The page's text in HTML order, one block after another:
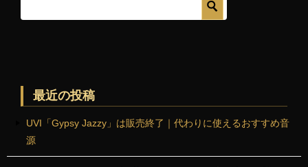
最近の投稿
UVI「Gypsy Jazzy」は販売終了｜代わりに使えるおすすめ音
源